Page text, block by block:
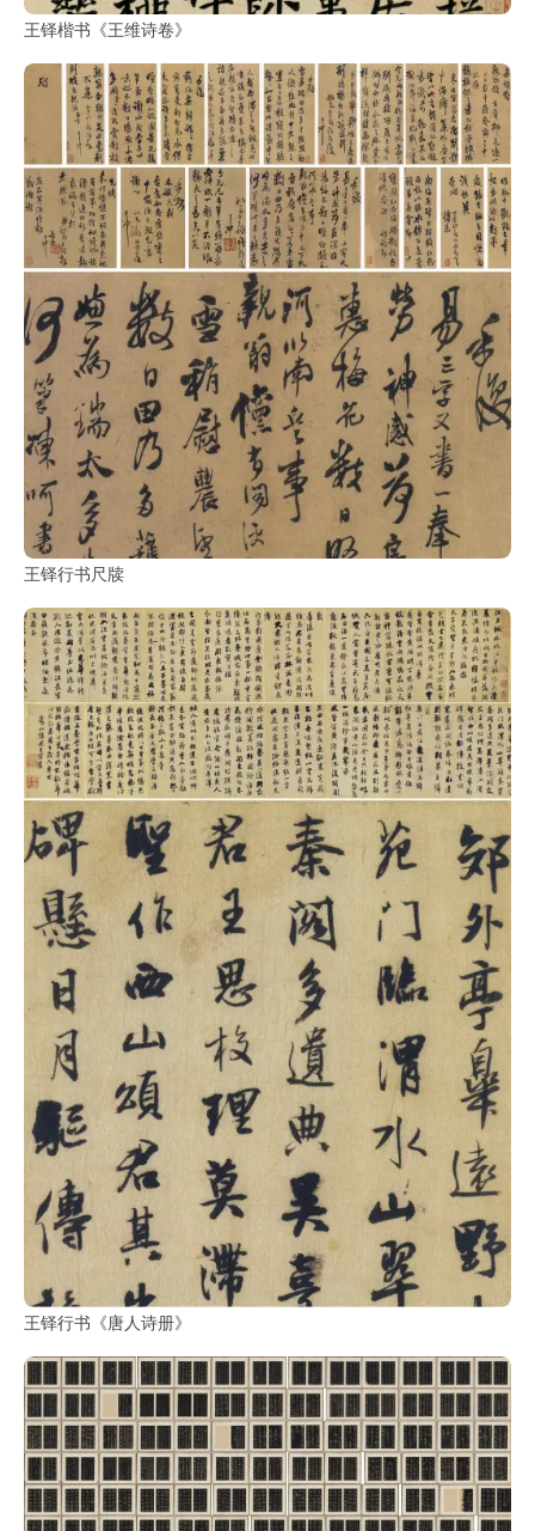
王铎楷书《王维诗卷》
王铎行书尺牍
王铎行书《唐人诗册》
书
法
带
矢
量
法
字
库
篆
刻
印
鉴
查